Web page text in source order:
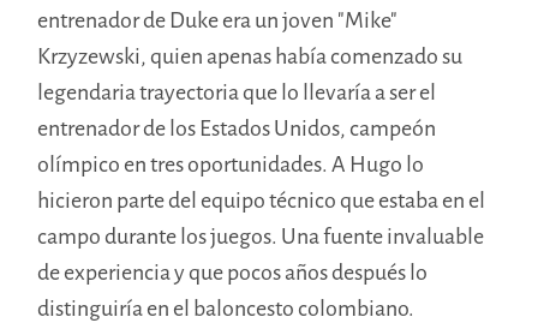
entrenador de Duke era un joven "Mike"
Krzyzewski, quien apenas había comenzado su
legendaria trayectoria que lo llevaría a ser el
entrenador de los Estados Unidos, campeón
olímpico en tres oportunidades. A Hugo lo
hicieron parte del equipo técnico que estaba en el
campo durante los juegos. Una fuente invaluable
de experiencia y que pocos años después lo
distinguiría en el baloncesto colombiano.